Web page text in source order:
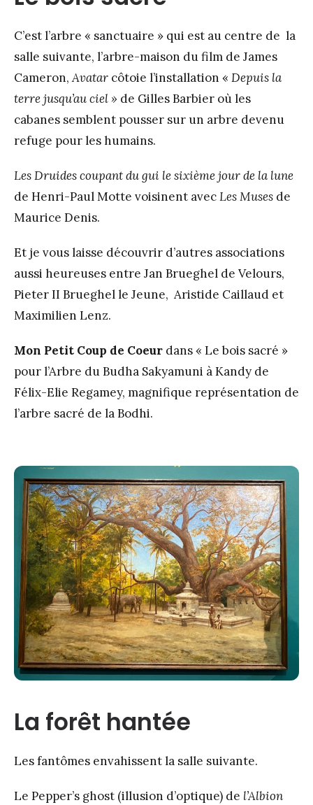
C’est l’arbre « sanctuaire » qui est au centre de la
salle suivante, l’arbre-maison du film de James
Cameron,Avatar côtoie l’installation « Depuis la
terre jusqu’au ciel » de Gilles Barbier où les
cabanes semblent pousser sur un arbre devenu
refuge pour les humains.
Les Druides coupant du gui le sixième jour de la lune
de Henri-Paul Motte voisinent avecLesMuses de
Maurice Denis.
Et je vous laisse découvrir d’autres associations
aussi heureuses entre Jan Brueghel de Velours,
Pieter II Brueghel le Jeune, Aristide Caillaud et
Maximilien Lenz.
Mon Petit Coup de Coeur dans « Le bois sacré »
pour l’Arbre du Budha Sakyamuni à Kandy de
Félix-Elie Regamey, magnifique représentation de
l’arbre sacré de la Bodhi.
La forêt hantée
Les fantômes envahissent la salle suivante.
Le Pepper’s ghost (illusion d’optique) de l’Albion